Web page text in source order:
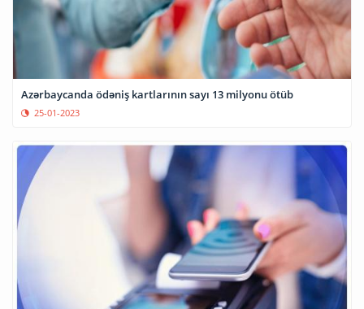
Azərbaycanda ödəniş kartlarının sayı 13 milyonu ötüb
25-01-2023